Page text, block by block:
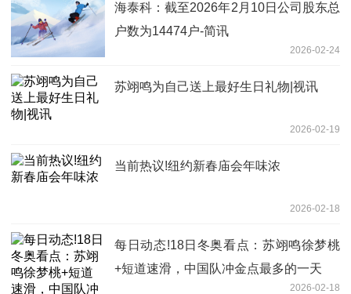
海泰科：截至2026年2月10日公司股东总
户数为14474户-简讯
2026-02-24
苏翊鸣为自己送上最好生日礼物|视讯
2026-02-19
当前热议!纽约新春庙会年味浓
2026-02-18
每日动态!18日冬奥看点：苏翊鸣徐梦桃
+短道速滑，中国队冲金点最多的一天
2026-02-18